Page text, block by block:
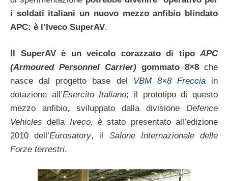
i soldati italiani un nuovo mezzo anfibio blindato
APC: è l’Iveco SuperAV.
Il SuperAV è un veicolo corazzato di tipo APC
(Armoured Personnel Carrier) gommato 8×8 che
nasce dal progetto base del VBM 8×8 Freccia
in
dotazione all’Esercito Italiano; il prototipo di questo
mezzo anfibio, sviluppato dalla divisione Defence
Vehicles della Iveco, è stato presentato all’edizione
2010 dell’Eurosatory, il Salone Internazionale delle
Forze terrestri.